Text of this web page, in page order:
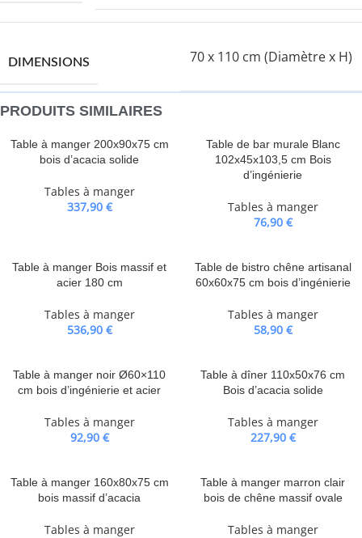
DIMENSIONS 70 x 110 cm (Diamètre x H)
PRODUITS SIMILAIRES
Table à manger 200x90x75 cm
bois d’acacia solide
Tables à manger
337,90 €
Table de bar murale Blanc
102x45x103,5 cm Bois
d’ingénierie
Tables à manger
76,90 €
Table à manger Bois massif et
acier 180 cm
Tables à manger
536,90 €
Table de bistro chêne artisanal
60x60x75 cm bois d’ingénierie
Tables à manger
58,90 €
Table à manger noir Ø60×110
cm bois d’ingénierie et acier
Tables à manger
92,90 €
Table à dîner 110x50x76 cm
Bois d’acacia solide
Tables à manger
227,90 €
Table à manger 160x80x75 cm
bois massif d’acacia
Tables à manger
Table à manger marron clair
bois de chêne massif ovale
Tables à manger